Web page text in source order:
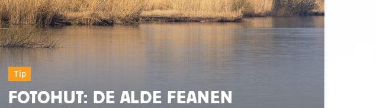
Tip
FOTOHUT: DE ALDE FEANEN